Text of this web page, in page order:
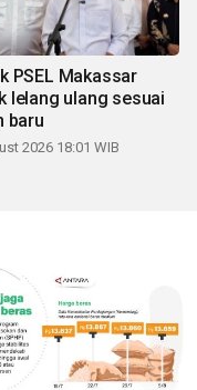
PSEL Makassar
lelang ulang sesuai
baru
2026 18:01 WIB